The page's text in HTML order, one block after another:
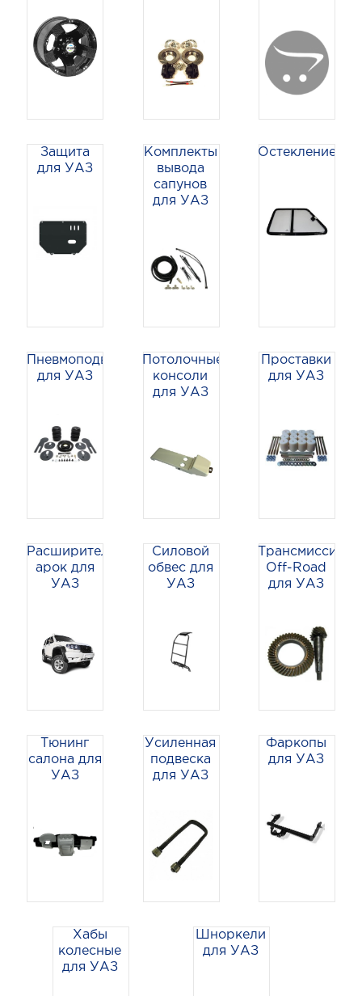
Защита
для УАЗ
Комплекты
вывода
сапунов
для УАЗ
Остекление
Пневмоподвеска
для УАЗ
Потолочные
консоли
для УАЗ
Проставки
для УАЗ
Расширители
арок для
УАЗ
Силовой
обвес для
УАЗ
Трансмиссия
Off-Road
для УАЗ
Тюнинг
салона для
УАЗ
Усиленная
подвеска
для УАЗ
Фаркопы
для УАЗ
Хабы
колесные
для УАЗ
Шноркели
для УАЗ